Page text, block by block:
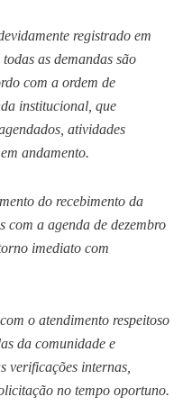
registrado em
as demandas são
com a ordem de
institucional, que
atividades
andamento.
do recebimento da
com a agenda de dezembro
imediato com
o atendimento respeitoso
da comunidade e
verificações internas,
no tempo oportuno.